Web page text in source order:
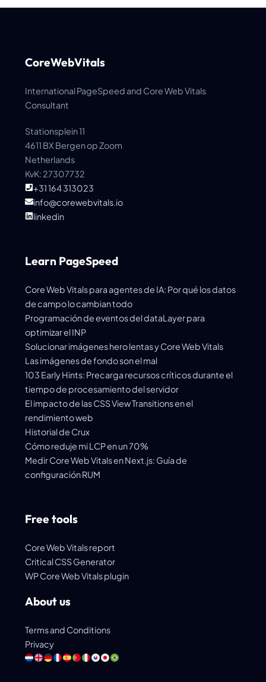
CoreWebVitals
International PageSpeed and Core Web Vitals
Consultant
Stationsplein 11
4611 BX Bergen op Zoom
Netherlands
KvK: 27307732
+31 164 313023
info@corewebvitals.io
linkedin
Learn PageSpeed
Core Web Vitals para agentes de IA: Por qué los datos
de campo lo cambian todo
Programación de eventos del dataLayer para
optimizar el INP
Solucionar imágenes hero lentas y Core Web Vitals
Las imágenes de fondo son el mal
103 Early Hints: Precarga recursos críticos durante el
tiempo de procesamiento del servidor
El impacto de las CSS View Transitions en el
rendimiento web
Historial de Crux
Cómo reduje mi LCP en un 70%
Medir Core Web Vitals en Next.js: Guía de
configuración RUM
Free tools
Core Web Vitals report
Critical CSS Generator
WP Core Web Vitals plugin
About us
Terms and Conditions
Privacy